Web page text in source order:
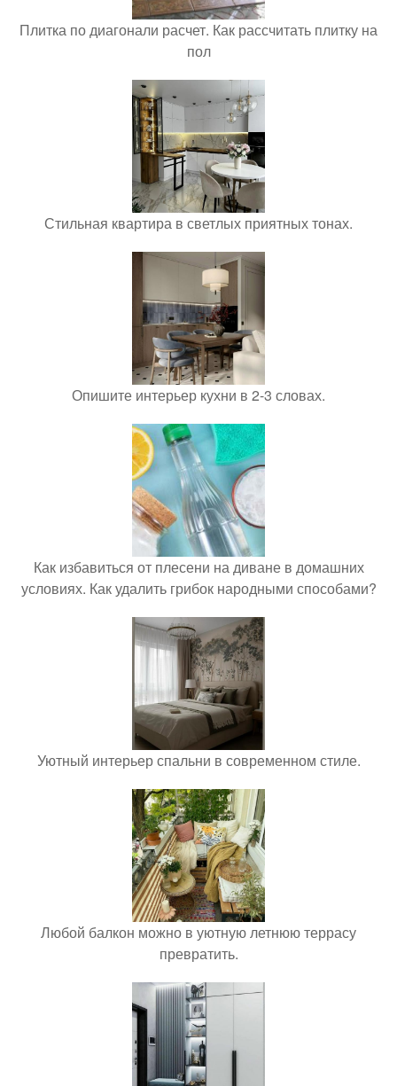
Плитка по диагонали расчет. Как рассчитать плитку на
пол
Стильная квартира в светлых приятных тонах.
Опишите интерьер кухни в 2-3 словах.
Как избавиться от плесени на диване в домашних
условиях. Как удалить грибок народными способами?
Уютный интерьер спальни в современном стиле.
Любой балкон можно в уютную летнюю террасу
превратить.